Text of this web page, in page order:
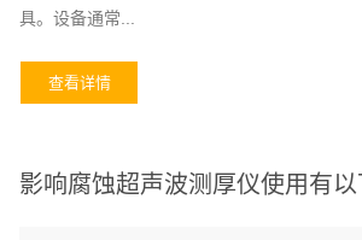
具。设备通常...
查看详情
影响腐蚀超声波测厚仪使用有